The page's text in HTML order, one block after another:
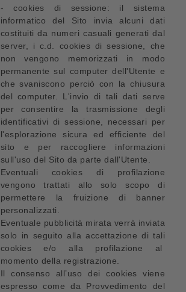
- cookies di sessione: il sistema
informatico del Sito invia alcuni dati
costituiti da numeri casuali generati dal
server, i c.d. cookies di sessione, che
non vengono memorizzati in modo
permanente sul computer dell'Utente e
che svaniscono perciò con la chiusura
del computer. L'invio di tali dati serve
per consentire la trasmissione degli
identificativi di sessione, necessari per
l'esplorazione sicura ed efficiente del
sito e per raccogliere informazioni
sull'uso del Sito da parte dall'Utente.
Eventuali cookies di profilazione
vengono trattati allo solo scopo di
permettere la fruizione di banner
personalizzati.
Eventuale pubblicità mirata verrà inviata
solo in seguito alla accettazione di tali
cookies e/o alla profilazione al
momento della registrazione.
Il consenso all’uso dei cookies viene
espresso come da Provvedimento del